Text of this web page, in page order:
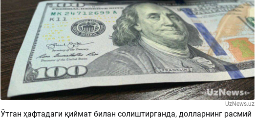
UzNews.uz
Ўтган ҳафтадаги қиймат билан солиштирганда, долларнинг расмий